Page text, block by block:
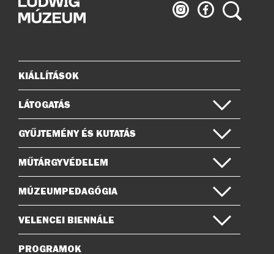
Ludwig
Múzeum
Ludwig
Múzeum
Keresés
Oldaltérkép
KIÁLLÍTÁSOK
LÁTOGATÁS
GYŰJTEMÉNY ÉS KUTATÁS
MŰTÁRGYVÉDELEM
MÚZEUMPEDAGÓGIA
VELENCEI BIENNÁLE
PROGRAMOK